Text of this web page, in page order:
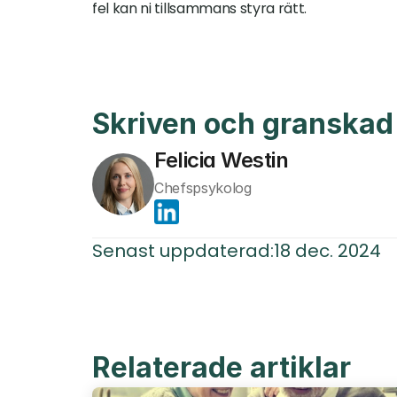
fel kan ni tillsammans styra rätt.
Skriven och
Felicia Westin
Chefspsykolog
Senast uppdaterad:18 dec. 2024
Relaterade artiklar